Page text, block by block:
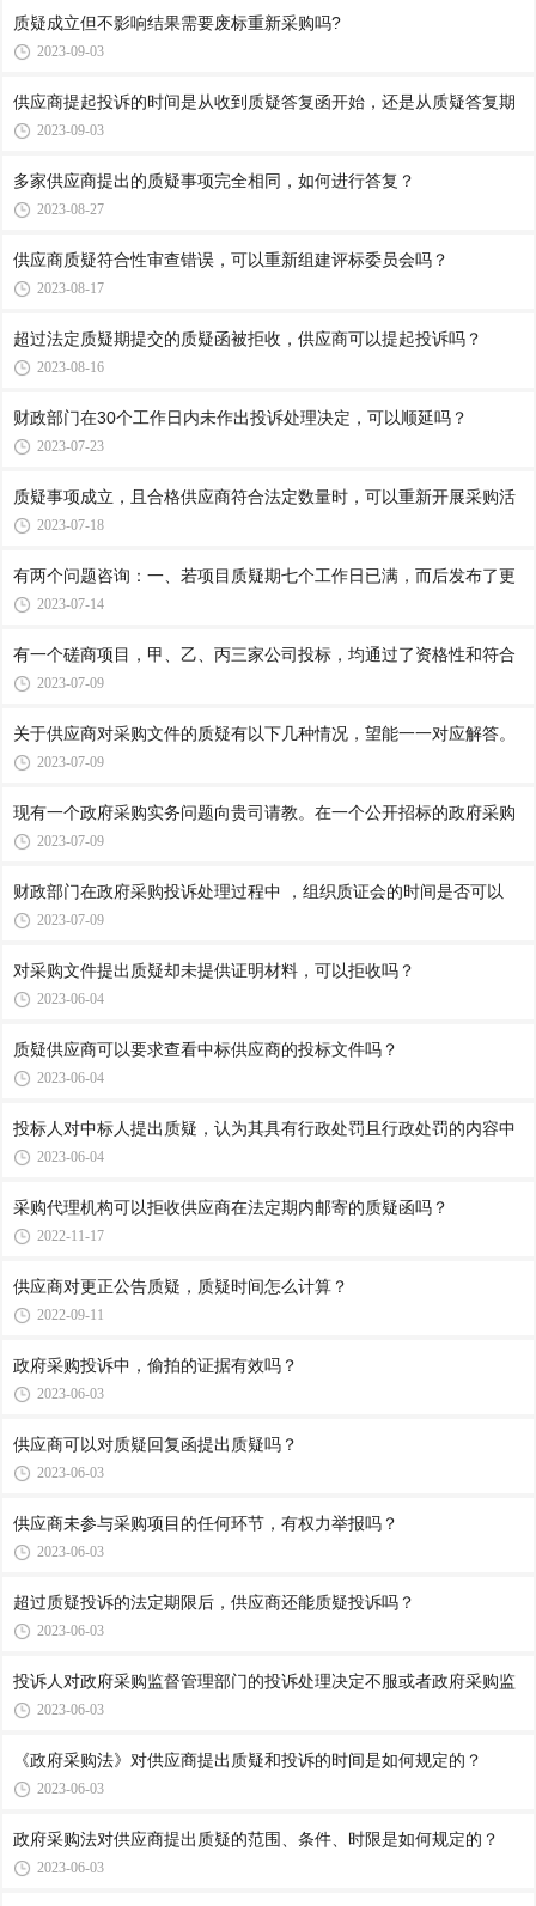
质疑成立但不影响结果需要废标重新采购吗?
2023-09-03
供应商提起投诉的时间是从收到质疑答复函开始，还是从质疑答复期
2023-09-03
多家供应商提出的质疑事项完全相同，如何进行答复？
2023-08-27
供应商质疑符合性审查错误，可以重新组建评标委员会吗？
2023-08-17
超过法定质疑期提交的质疑函被拒收，供应商可以提起投诉吗？
2023-08-16
财政部门在30个工作日内未作出投诉处理决定，可以顺延吗？
2023-07-23
质疑事项成立，且合格供应商符合法定数量时，可以重新开展采购活
2023-07-18
有两个问题咨询：一、若项目质疑期七个工作日已满，而后发布了更
2023-07-14
有一个磋商项目，甲、乙、丙三家公司投标，均通过了资格性和符合
2023-07-09
关于供应商对采购文件的质疑有以下几种情况，望能一一对应解答。
2023-07-09
现有一个政府采购实务问题向贵司请教。在一个公开招标的政府采购
2023-07-09
财政部门在政府采购投诉处理过程中 ，组织质证会的时间是否可以
2023-07-09
对采购文件提出质疑却未提供证明材料，可以拒收吗？
2023-06-04
质疑供应商可以要求查看中标供应商的投标文件吗？
2023-06-04
投标人对中标人提出质疑，认为其具有行政处罚且行政处罚的内容中
2023-06-04
采购代理机构可以拒收供应商在法定期内邮寄的质疑函吗？
2022-11-17
供应商对更正公告质疑，质疑时间怎么计算？
2022-09-11
政府采购投诉中，偷拍的证据有效吗？
2023-06-03
供应商可以对质疑回复函提出质疑吗？
2023-06-03
供应商未参与采购项目的任何环节，有权力举报吗？
2023-06-03
超过质疑投诉的法定期限后，供应商还能质疑投诉吗？
2023-06-03
投诉人对政府采购监督管理部门的投诉处理决定不服或者政府采购监
2023-06-03
《政府采购法》对供应商提出质疑和投诉的时间是如何规定的？
2023-06-03
政府采购法对供应商提出质疑的范围、条件、时限是如何规定的？
2023-06-03